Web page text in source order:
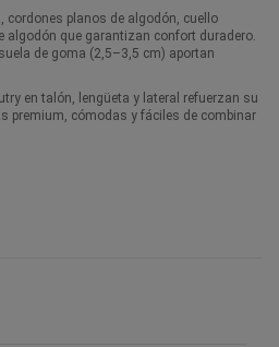
cordones planos de algodón, cuello
algodón que garantizan confort duradero.
de goma (2,5–3,5 cm) aportan
en talón, lengüeta y lateral refuerzan su
premium, cómodas y fáciles de combinar